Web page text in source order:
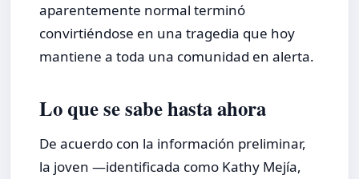
aparentemente normal terminó
convirtiéndose en una tragedia que hoy
mantiene a toda una comunidad en alerta.
Lo que se sabe hasta ahora
De acuerdo con la información preliminar,
la joven —identificada como Kathy Mejía,